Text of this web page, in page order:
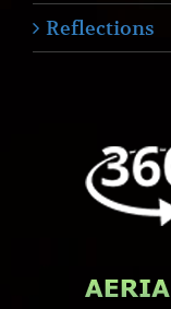
Reflections